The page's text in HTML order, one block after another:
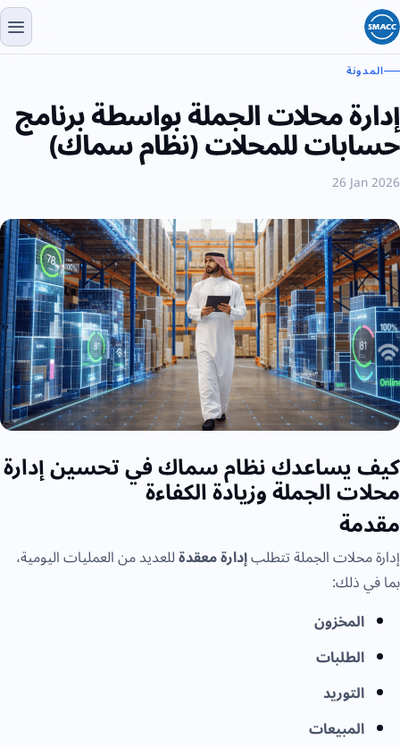
المدونة
إدارة محلات الجملة بواسطة برنامج
حسابات للمحلات (نظام سماك)
26 Jan 2026
كيف يساعدك نظام سماك في تحسين إدارة
محلات الجملة وزيادة الكفاءة
مقدمة
إدارة محلات الجملة تتطلبإدارة معقدةللعديد من العمليات اليومية،
بما في ذلك:
المخزون
الطلبات
التوريد
المبيعات